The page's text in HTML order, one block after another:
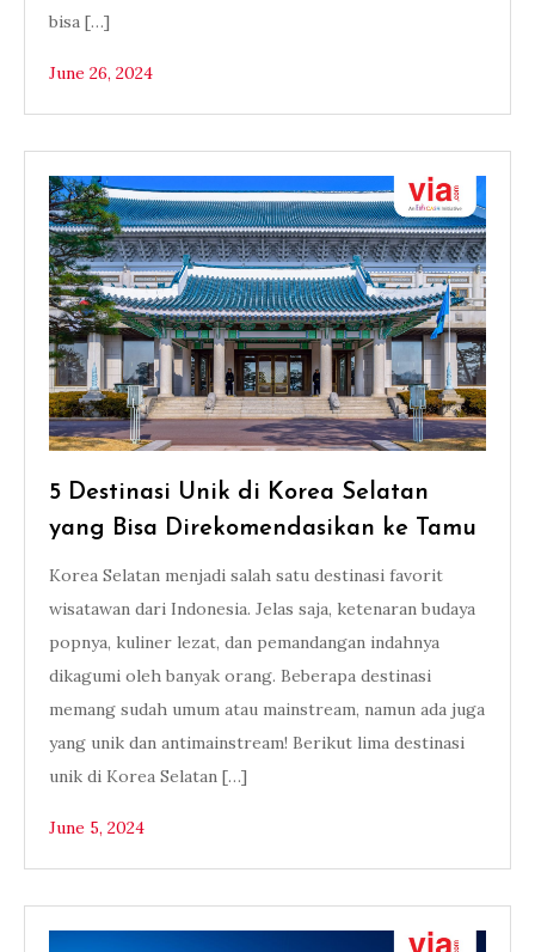
bisa […]
June 26, 2024
5 Destinasi Unik di Korea Selatan
yang Bisa Direkomendasikan ke Tamu
Korea Selatan menjadi salah satu destinasi favorit
wisatawan dari Indonesia. Jelas saja, ketenaran budaya
popnya, kuliner lezat, dan pemandangan indahnya
dikagumi oleh banyak orang. Beberapa destinasi
memang sudah umum atau mainstream, namun ada juga
yang unik dan antimainstream! Berikut lima destinasi
unik di Korea Selatan […]
June 5, 2024